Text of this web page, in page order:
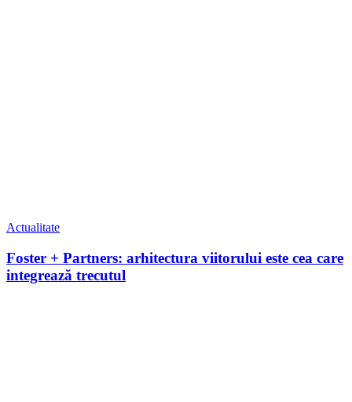
Actualitate
Foster + Partners: arhitectura viitorului este cea care
integrează trecutul